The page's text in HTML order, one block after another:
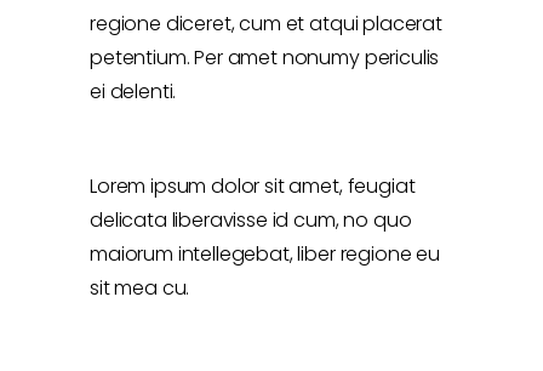
regione diceret, cum et atqui placerat
petentium. Per amet nonumy periculis
ei delenti.
Lorem ipsum dolor sit amet, feugiat
delicata liberavisse id cum, no quo
maiorum intellegebat, liber regione eu
sit mea cu.